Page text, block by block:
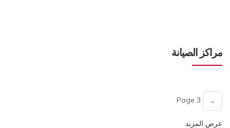
مراكز الصيانة
Pagination
Previous
page
Page 3
عرض المزيد